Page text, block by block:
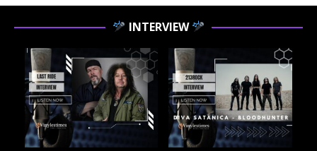
INTERVIEW